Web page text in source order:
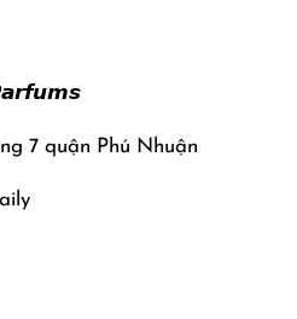
7 quận Phú Nhuận